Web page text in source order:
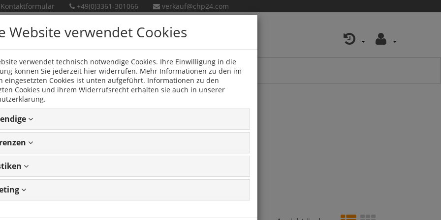
Kontaktformular +49(0)3361-301066 verkauf@chp24.com
Neue Produkte
Website verwendet Cookies
verwendet technisch notwendige Cookies. Ihre Einwilligung in die
können Sie jederzeit hier widerrufen. Mehr Informationen zu den im
eingesetzten Cookies ist unten aufgeführt. Informationen zu den
Cookies und ihrem Widerrufsrecht erhalten sie auch in unserer